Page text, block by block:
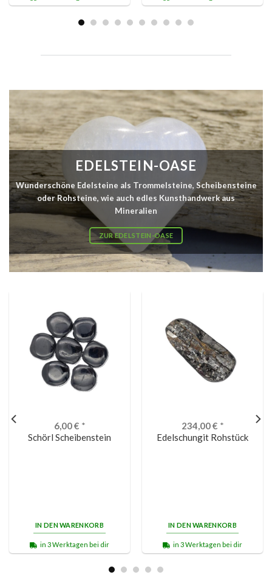
6,00€ *
Schörl Scheibenstein
IN DEN WARENKORB
in 3 Werktagen bei dir
234,00€ *
Edelschungit Rohstück
IN DEN WARENKORB
in 3 Werktagen bei dir
EDELSTEIN-OASE
Wunderschöne Edelsteine als Trommelsteine, Scheibensteine
oder Rohsteine, wie auch edles Kunsthandwerk aus
Mineralien
ZUR EDELSTEIN-OASE